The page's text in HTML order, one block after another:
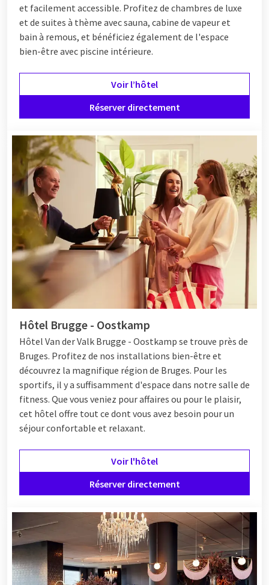
et facilement accessible. Profitez de chambres de luxe
et de suites à thème avec sauna, cabine de vapeur et
bain à remous, et bénéficiez également de l'espace
bien-être avec piscine intérieure.
Voir l’hôtel
Réserver directement
Hôtel Brugge - Oostkamp
Hôtel Van der Valk Brugge - Oostkamp se trouve près de
Bruges. Profitez de nos installations bien-être et
découvrez la magnifique région de Bruges. Pour les
sportifs, il y a suffisamment d'espace dans notre salle de
fitness. Que vous veniez pour affaires ou pour le plaisir,
cet hôtel offre tout ce dont vous avez besoin pour un
séjour confortable et relaxant.
Voir l'hôtel
Réserver directement